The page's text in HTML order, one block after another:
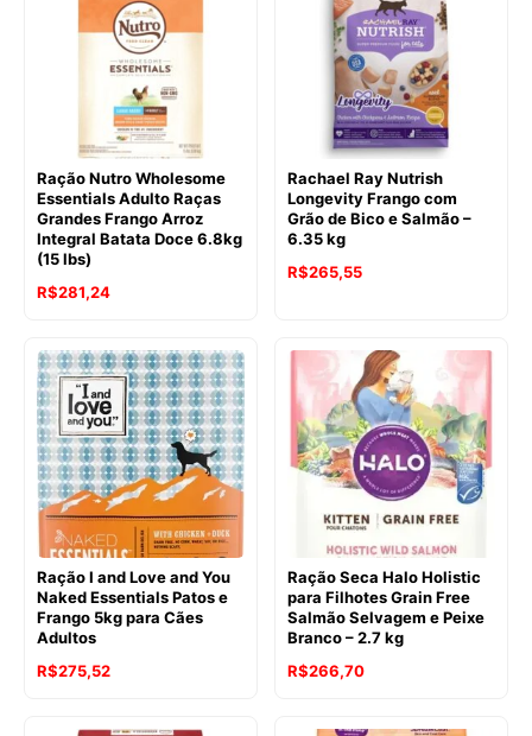
R$311,75.R$297,41.
Ração Nutro Wholesome
Essentials Adulto Raças
Grandes Frango Arroz
Integral Batata Doce 6.8kg
(15 lbs)
O
original
era:
R$292,85.
R$281,24O
atual
é:
R$281,24.
Rachael Ray Nutrish
Longevity Frango com
Grão de Bico e Salmão –
6.35 kg
R$265,55
Ração I and Love and You
Naked Essentials Patos e
Frango 5kg para Cães
Adultos
O
original
R$275,52O
atual
Ração Seca Halo Holistic
para Filhotes Grain Free
Salmão Selvagem e Peixe
Branco – 2.7 kg
R$266,70